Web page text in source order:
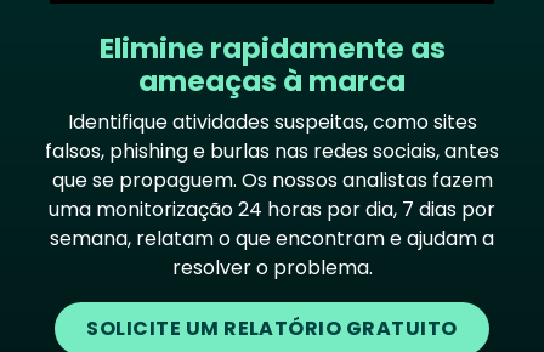
Elimine rapidamente as
ameaças à marca
Identifique atividades suspeitas, como sites
falsos, phishing e burlas nas redes sociais, antes
que se propaguem. Os nossos analistas fazem
uma monitorização 24 horas por dia, 7 dias por
semana, relatam o que encontram e ajudam a
resolver o problema.
SOLICITE UM RELATÓRIO GRATUITO